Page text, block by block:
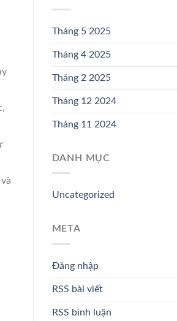
Tháng 5 2025
Tháng 4 2025
Tháng 2 2025
Tháng 12 2024
Tháng 11 2024
DANH MỤC
Uncategorized
META
Đăng nhập
RSS bài viết
RSS bình luận